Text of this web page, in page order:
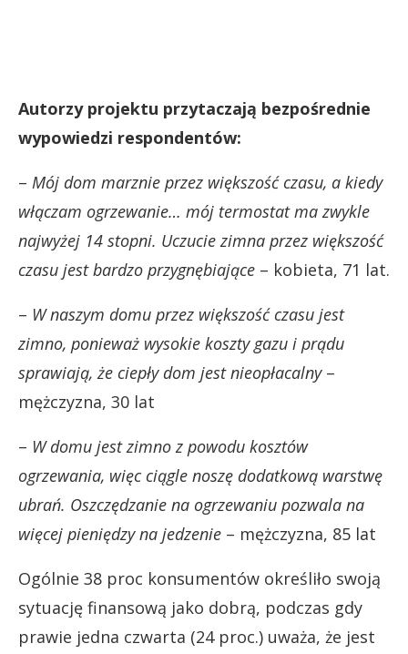
Autorzy projektu przytaczają bezpośrednie
wypowiedzi respondentów:
– Mój dom marznie przez większość czasu, a kiedy
włączam ogrzewanie… mój termostat ma zwykle
najwyżej 14 stopni. Uczucie zimna przez większość
czasu jest bardzo przygnębiające – kobieta, 71 lat.
– W naszym domu przez większość czasu jest
zimno, ponieważ wysokie koszty gazu i prądu
sprawiają, że ciepły dom jest nieopłacalny–
mężczyzna, 30 lat
– W domu jest zimno z powodu kosztów
ogrzewania, więc ciągle noszę dodatkową warstwę
ubrań. Oszczędzanie na ogrzewaniu pozwala na
więcej pieniędzy na jedzenie – mężczyzna, 85 lat
Ogólnie 38 proc konsumentów określiło swoją
sytuację finansową jako dobrą, podczas gdy
prawie jedna czwarta (24 proc.) uważa, że jest